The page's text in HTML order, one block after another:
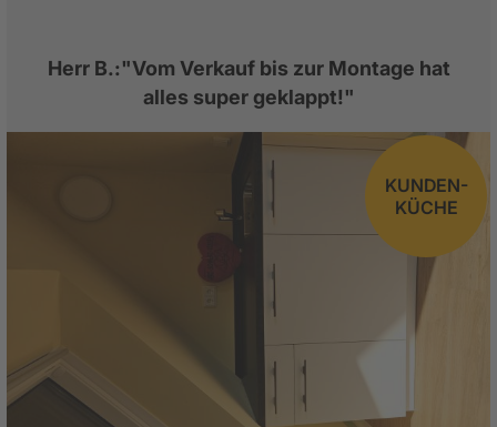
Herr B.:"Vom Verkauf bis zur Montage hat
alles super geklappt!"
KUNDEN-
KÜCHE